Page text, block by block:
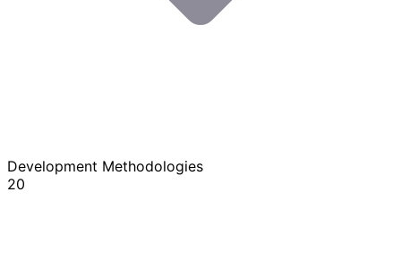
Development Methodologies
20